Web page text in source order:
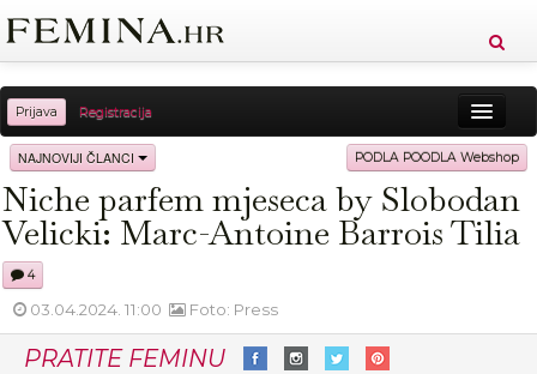
Prijava Registracija
Sreća Zdravlje Vitkost
Moda Ljubav Relax Putovanja Recepti
NAJNOVIJI ČLANCI PODLA POODLA Webshop
Niche parfem mjeseca by Slobodan
Velicki: Marc-Antoine Barrois Tilia
4
03.04.2024. 11:00 Foto: Press
PRATITE FEMINU